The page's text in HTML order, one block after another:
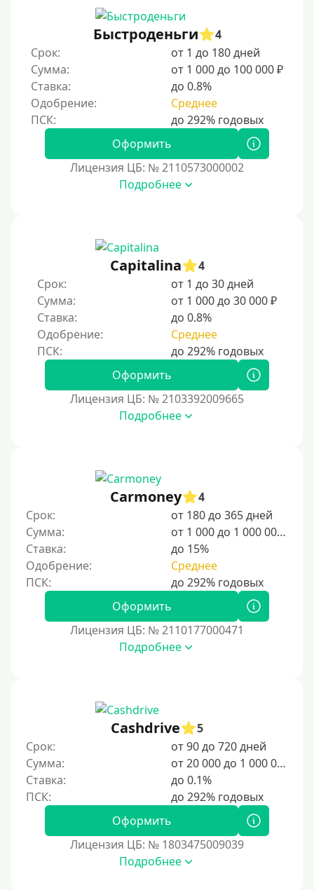
Быстроденьги
4
Срок:
от 1 до 180 дней
Сумма:
от 1 000 до 100 000 ₽
Ставка:
до 0.8%
Одобрение:
Среднее
Оформить
Лицензия ЦБ: № 2110573000002
Подробнее
Capitalina
4
Срок:
от 1 до 30 дней
Сумма:
от 1 000 до 30 000 ₽
Ставка:
до 0.8%
Одобрение:
Среднее
Оформить
Лицензия ЦБ: № 2103392009665
Подробнее
Carmoney
4
Срок:
от 180 до 365 дней
Сумма:
от 1 000 до 1 000 000 ₽
Ставка:
до 15%
Одобрение:
Среднее
Оформить
Лицензия ЦБ: № 2110177000471
Подробнее
Cashdrive
5
Срок:
от 90 до 720 дней
Сумма:
от 20 000 до 1 000 000 ₽
Ставка:
до 0.1%
Оформить
Лицензия ЦБ: № 1803475009039
Подробнее